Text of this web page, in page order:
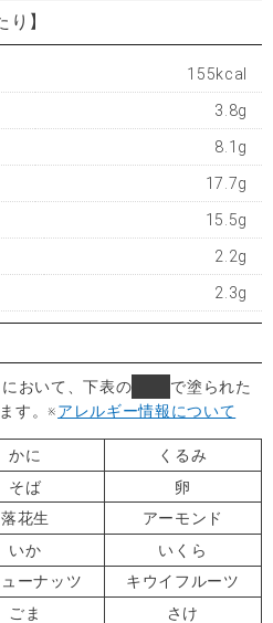
り】
155kcal
3.8g
8.1g
17.7g
15.5g
2.2g
2.3g
おいて、下表の
で塗られた
す。※アレルギー情報について
かに
くるみ
そば
卵
落花生
アーモンド
いか
いくら
ーナッツ
キウイフルーツ
ごま
さけ